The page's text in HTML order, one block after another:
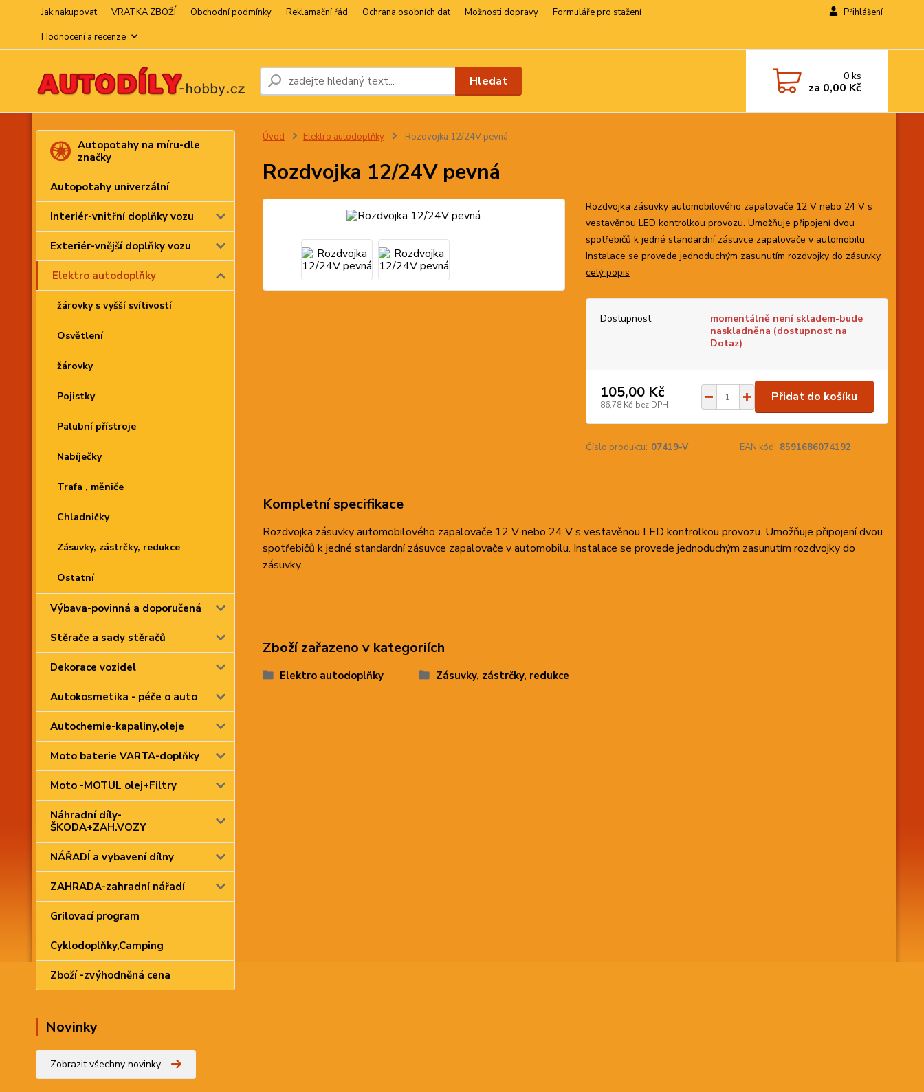
Jak nakupovat VRATKA ZBOŽÍ Obchodní podmínky Reklamační řád Ochrana osobních dat Možnosti dopravy
Formuláře pro stažení
Hodnocení a recenze
Přihlášení
Hledat 0ks
za 0,00 Kč
Autopotahy na míru-dle
značky
Autopotahy univerzální
Interiér-vnitřní doplňky vozu
Exteriér-vnější doplňky vozu
Elektro autodoplňky
žárovky s vyšší svítivostí
Osvětlení
žárovky
Pojistky
Palubní přístroje
Nabíječky
Trafa , měniče
Chladničky
Zásuvky, zástrčky, redukce
Ostatní
Výbava-povinná a doporučená
Stěrače a sady stěračů
Dekorace vozidel
Autokosmetika - péče o auto
Autochemie-kapaliny,oleje
Moto baterie VARTA-doplňky
Moto -MOTUL olej+Filtry
Náhradní díly-
ŠKODA+ZAH.VOZY
NÁŘADÍ a vybavení dílny
ZAHRADA-zahradní nářadí
Grilovací program
Cyklodoplňky,Camping
Zboží -zvýhodněná cena
Novinky
Zobrazit všechny novinky
Úvod Elektro autodoplňky Rozdvojka 12/24V pevná
Rozdvojka 12/24V pevná
Rozdvojka zásuvky automobilového zapalovače 12 V nebo 24 V s
vestavěnou LED kontrolkou provozu. Umožňuje připojení dvou
spotřebičů k jedné standardní zásuvce zapalovače v automobilu.
Instalace se provede jednoduchým zasunutím rozdvojky do zásuvky.
celý popis
Dostupnost
momentálně není skladem-bude
naskladněna (dostupnost na
Dotaz)
105,00 Kč
86,78 Kč bez DPH
Přidat do košíku
Číslo produktu: 07419-V EAN kód: 8591686074192
Kompletní specifikace
Rozdvojka zásuvky automobilového zapalovače 12 V nebo 24 V s vestavěnou LED kontrolkou provozu. Umožňuje připojení dvou
spotřebičů k jedné standardní zásuvce zapalovače v automobilu. Instalace se provede jednoduchým zasunutím rozdvojky do
zásuvky.
Zboží zařazeno v kategoriích
Elektro autodoplňky Zásuvky, zástrčky, redukce